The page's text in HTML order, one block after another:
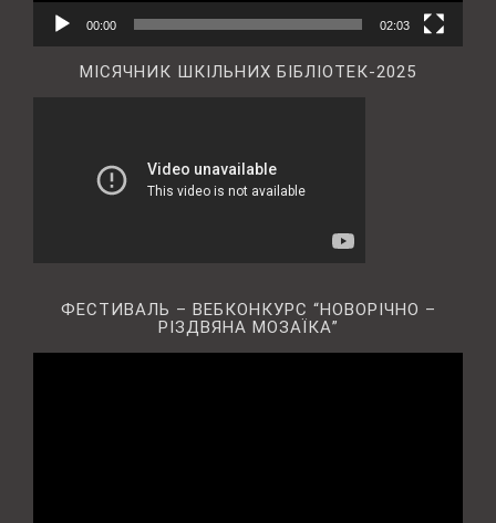
00:00 02:03
МІСЯЧНИК ШКІЛЬНИХ БІБЛІОТЕК-2025
ФЕСТИВАЛЬ – ВЕБКОНКУРС “НОВОРІЧНО –
РІЗДВЯНА МОЗАЇКА”